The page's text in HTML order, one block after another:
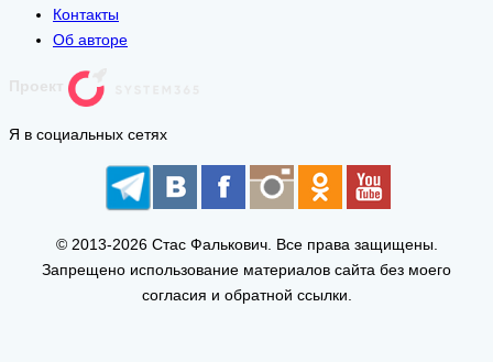
Контакты
Об авторе
Проект
Я в социальных сетях
© 2013-2026 Стас Фалькович. Все права защищены.
Запрещено использование материалов сайта без моего
согласия и обратной ссылки.